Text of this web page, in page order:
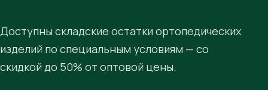
Доступны складские остатки ортопедических
изделий по специальным условиям — со
скидкой до 50% от оптовой цены.